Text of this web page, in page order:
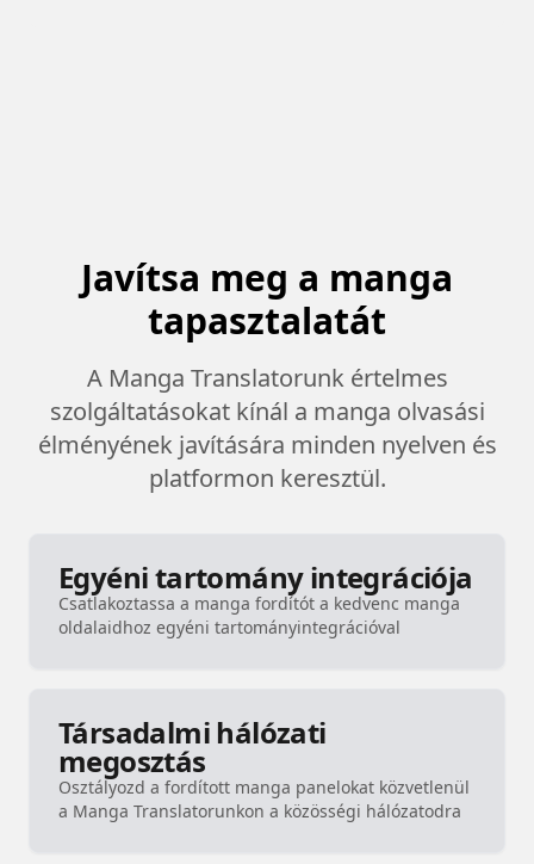
Javítsa meg a manga
tapasztalatát
A Manga Translatorunk értelmes
szolgáltatásokat kínál a manga olvasási
élményének javítására minden nyelven és
platformon keresztül.
Egyéni tartomány integrációja
Csatlakoztassa a manga fordítót a kedvenc manga
oldalaidhoz egyéni tartományintegrációval
Társadalmi hálózati
megosztás
Osztályozd a fordított manga panelokat közvetlenül
a Manga Translatorunkon a közösségi hálózatodra